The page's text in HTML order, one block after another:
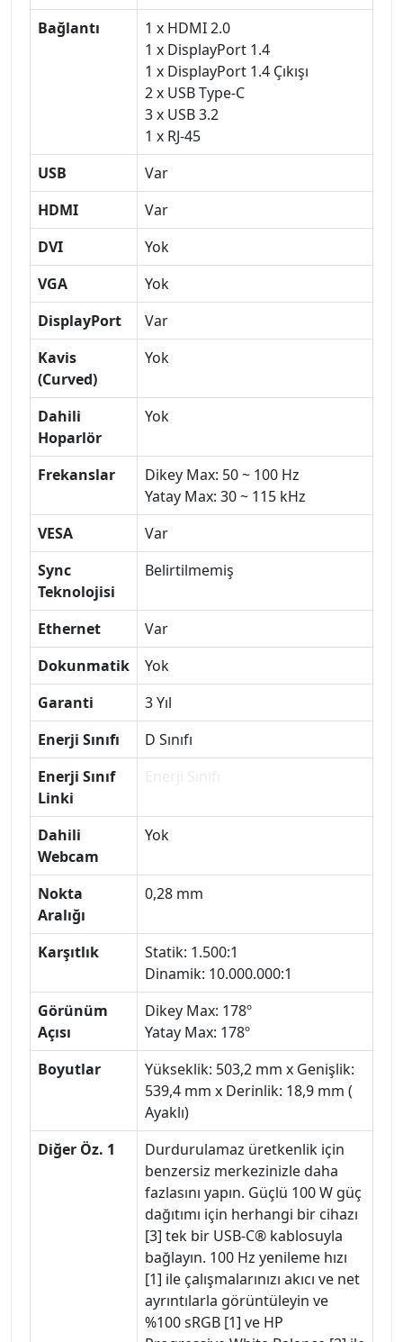
Bağlantı
1 x HDMI 2.0
1 x DisplayPort 1.4
1 x DisplayPort 1.4 Çıkışı
2 x USB Type-C
3 x USB 3.2
1 x RJ-45
USB
Var
HDMI
Var
DVI
Yok
VGA
Yok
DisplayPort
Var
Kavis
(Curved)
Yok
Dahili
Hoparlör
Yok
Frekanslar
Dikey Max: 50 ~ 100 Hz
Yatay Max: 30 ~ 115 kHz
VESA
Var
Sync
Teknolojisi
Belirtilmemiş
Ethernet
Var
Dokunmatik
Yok
Garanti
3 Yıl
Enerji Sınıfı
D Sınıfı
Enerji Sınıf
Linki
Dahili
Webcam
Yok
Nokta
Aralığı
0,28 mm
Karşıtlık
Statik: 1.500:1
Dinamik: 10.000.000:1
Görünüm
Açısı
Dikey Max: 178º
Yatay Max: 178º
Boyutlar
Yükseklik: 503,2 mm x Genişlik:
539,4 mm x Derinlik: 18,9 mm (
Ayaklı)
Diğer Öz. 1
Durdurulamaz üretkenlik için
benzersiz merkezinizle daha
fazlasını yapın. Güçlü 100 W güç
dağıtımı için herhangi bir cihazı
[3] tek bir USB-C® kablosuyla
bağlayın. 100 Hz yenileme hızı
[1] ile çalışmalarınızı akıcı ve net
ayrıntılarla görüntüleyin ve
%100 sRGB [1] ve HP